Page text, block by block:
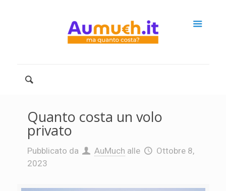
Quanto costa un volo
privato
Pubblicato da AuMuch alle
Ottobre 8,
2023